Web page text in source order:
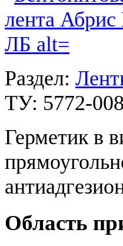
Раздел:
ТУ: 5772-
Герметик в
Область